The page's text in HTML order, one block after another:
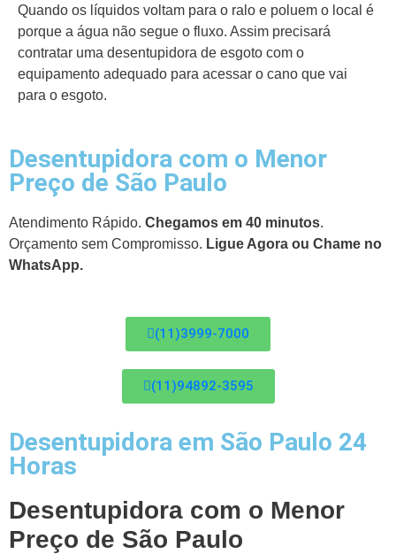
Quando os líquidos voltam para o ralo e poluem o local é
porque a água não segue o fluxo. Assim precisará
contratar uma desentupidora de esgoto com o
equipamento adequado para acessar o cano que vai
para o esgoto.
Desentupidora com o Menor
Preço de São Paulo
Atendimento Rápido. Chegamos em 40 minutos.
Orçamento sem Compromisso. Ligue Agora ou Chame no
WhatsApp.
(11)3999-7000
(11)94892-3595
Desentupidora em São Paulo 24
Horas
Desentupidora com o Menor
Preço de São Paulo